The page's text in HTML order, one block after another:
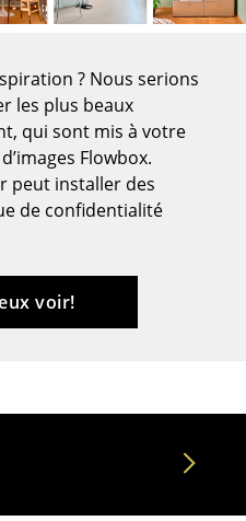
bar
? Nous serions
les plus beaux
qui sont mis à votre
Flowbox.
peut installer des
de confidentialité
voir!